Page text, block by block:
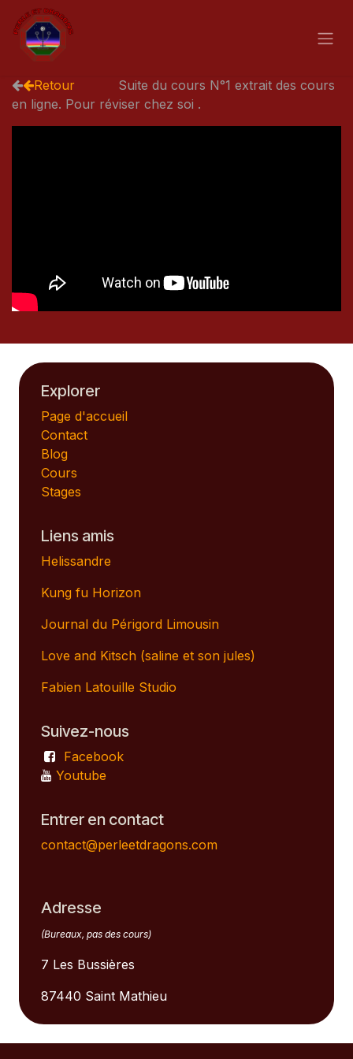
Se rendre au contenu
Retour
Suite du cours N°1 extrait des cours
en ligne. Pour réviser chez soi .
Explorer
Page d'accueil
Contact
Blog
Cours
Stages
Liens amis
Helissandre
Kung fu Horizon
Journal du Périgord Limousin
Love and Kitsch (saline et son jules)
Fabien Latouille Studio
Suivez-nous
Facebook
Youtube
Entrer en contact
contact@perleetdragons.com
Adresse
(Bureaux, pas des cours)
7 Les Bussières
87440 Saint Mathieu